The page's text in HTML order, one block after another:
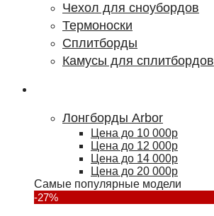
Чехол для сноубордов
Термоноски
Сплитборды
Камусы для сплитбордов
Лонгборды Arbor
Цена до 10 000р
Цена до 12 000р
Цена до 14 000р
Цена до 20 000р
Самые популярные модели
-27%